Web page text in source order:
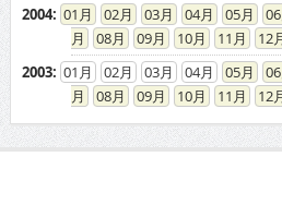
08
09 10 11
12
01 02 03 04 05 06
08
09 10 11 12